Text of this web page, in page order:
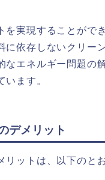
を実現することがで
に依存しないクリー
なエネルギー問題の
います。
デメリット
リットは、以下のと